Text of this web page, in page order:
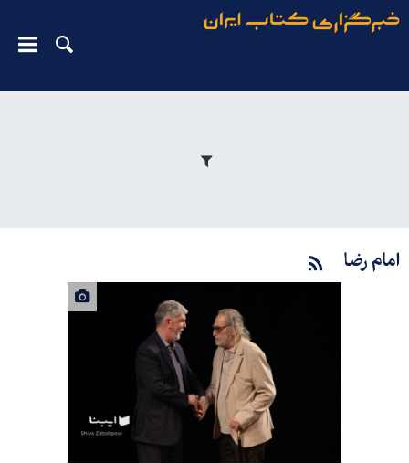
امام رضا